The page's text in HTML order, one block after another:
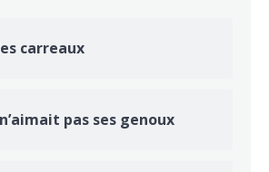
carreaux
pas ses genoux